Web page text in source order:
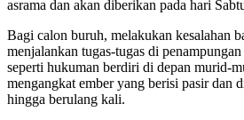
asrama dan akan diberikan pada hari
Bagi calon buruh, melakukan kesalahan
menjalankan tugas-tugas di
seperti hukuman berdiri di depan murid-
mengangkat ember yang berisi pasir dan
hingga berulang kali.